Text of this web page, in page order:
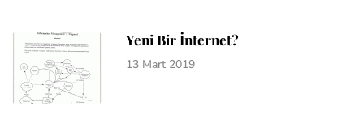
Yeni Bir İnternet?
13 Mart 2019